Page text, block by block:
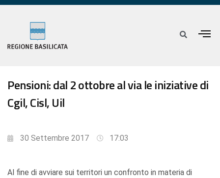
Pensioni: dal 2 ottobre al via le iniziative di
Cgil, Cisl, Uil
30 Settembre 2017 17:03
Al fine di avviare sui territori un confronto in materia di